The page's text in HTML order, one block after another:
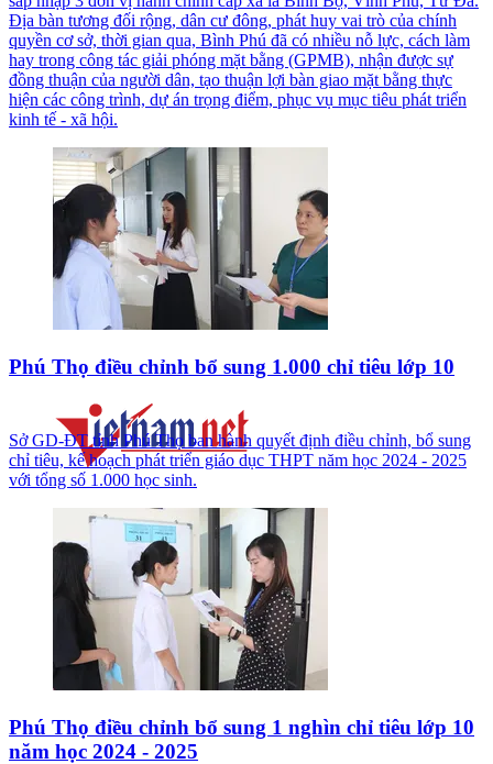
Địa bàn tương đối rộng, dân cư đông, phát huy vai trò của chính
quyền cơ sở, thời gian qua, Bình Phú đã có nhiều nỗ lực, cách làm
hay trong công tác giải phóng mặt bằng (GPMB), nhận được sự
đồng thuận của người dân, tạo thuận lợi bàn giao mặt bằng thực
hiện các công trình, dự án trọng điểm, phục vụ mục tiêu phát triển
kinh tế - xã hội.
Phú Thọ điều chỉnh bổ sung 1.000 chỉ tiêu lớp 10
Sở GD-ĐT tỉnh Phú Thọ ban hành quyết định điều chỉnh, bổ sung
chỉ tiêu, kế hoạch phát triển giáo dục THPT năm học 2024 - 2025
với tổng số 1.000 học sinh.
Phú Thọ điều chỉnh bổ sung 1 nghìn chỉ tiêu lớp 10
năm học 2024 - 2025